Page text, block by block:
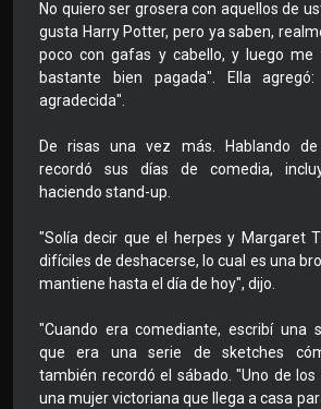
No quiero ser grosera con aquellos de
gusta Harry Potter, pero ya saben,
poco con gafas y cabello, y luego me
bastante bien pagada". Ella
agradecida".
De risas una vez más. Hablando de
recordó sus días de comedia,
haciendo stand-up.
"Solía decir que el herpes y Margaret
difíciles de deshacerse, lo cual es una
mantiene hasta el día de hoy", dijo.
"Cuando era comediante, escribí una
que era una serie de sketches
también recordó el sábado. "Uno de
una mujer victoriana que llega a casa